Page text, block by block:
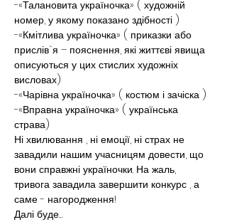
-«Талановита україночка» ( художній
номер, у якому показано здібності )
-«Кмітлива україночка» ( приказки або
прислів`я – пояснення, які життєві явища
описуються у цих стислих художніх
висловах)
-«Чарівна україночка» ( костюм і зачіска )
-«Вправна україночка» ( українська
страва)
Ні хвилювання , ні емоції, ні страх не
завадили нашим учасницям довести, що
вони справжні україночки. На жаль,
тривога завадила завершити конкурс , а
саме - нагородження!
Далі буде…